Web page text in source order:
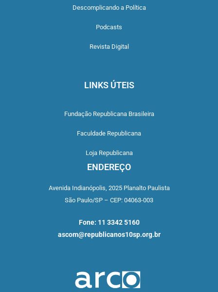
Descomplicando a Política
Podcasts
Revista Digital
LINKS ÚTEIS
Fundação Republicana Brasileira
Faculdade Republicana
Loja Republicana
ENDEREÇO
Avenida Indianópolis, 2025 Planalto Paulista
São Paulo/SP – CEP: 04063-003
Fone: 11 3342 5160
ascom@republicanos10sp.org.br